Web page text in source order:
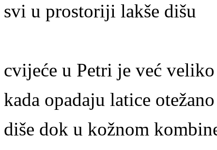
svi u prostoriji lakše dišu
cvijeće u Petri je već veliko
kada opadaju latice otežano
diše dok u kožnom